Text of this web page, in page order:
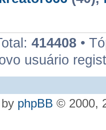
414408•
usuário
phpBB © 2000,